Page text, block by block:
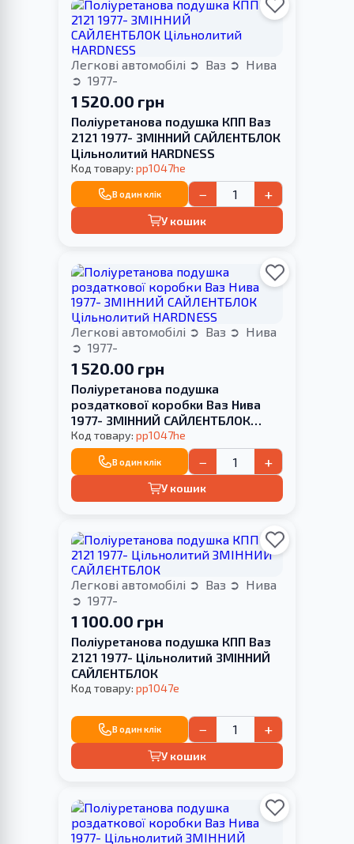
Легкові автомобілі Ваз
Нива
1977-
1 520.00 грн
Поліуретанова подушка КПП Ваз
2121 1977- ЗМІННИЙ САЙЛЕНТБЛОК
Цільнолитий HARDNESS
Код товару: pp1047he
В один клік − +
У кошик
Легкові автомобілі Ваз
Нива
1977-
1 520.00 грн
Поліуретанова подушка
роздаткової коробки Ваз Нива
1977- ЗМІННИЙ САЙЛЕНТБЛОК
Цільнолитий HARDNESS
Код товару: pp1047he
В один клік − +
У кошик
Легкові автомобілі Ваз
Нива
1977-
1 100.00 грн
Поліуретанова подушка КПП Ваз
2121 1977- Цільнолитий ЗМІННИЙ
САЙЛЕНТБЛОК
Код товару: pp1047e
В один клік − +
У кошик